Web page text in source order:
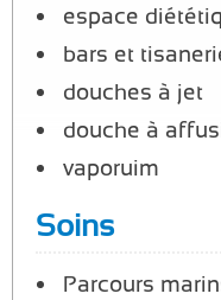
espace
bars et
douches à jet
douche à
vaporuim
Soins
Parcours